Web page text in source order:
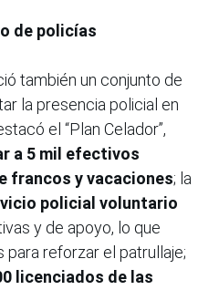
de policías
también un conjunto de
la presencia policial en
el “Plan Celador”,
a 5 mil efectivos
francos y vacaciones; la
policial voluntario
y de apoyo, lo que
para reforzar el patrullaje;
licenciados de las